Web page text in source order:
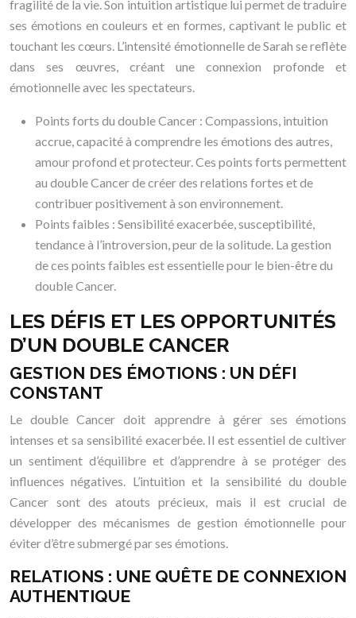
fragilité de la vie. Son intuition artistique lui permet de traduire
ses émotions en couleurs et en formes, captivant le public et
touchant les cœurs. L’intensité émotionnelle de Sarah se reflète
dans ses œuvres, créant une connexion profonde et
émotionnelle avec les spectateurs.
Points forts du double Cancer : Compassions, intuition
accrue, capacité à comprendre les émotions des autres,
amour profond et protecteur. Ces points forts permettent
au double Cancer de créer des relations fortes et de
contribuer positivement à son environnement.
Points faibles : Sensibilité exacerbée, susceptibilité,
tendance à l’introversion, peur de la solitude. La gestion
de ces points faibles est essentielle pour le bien-être du
double Cancer.
LES DÉFIS ET LES OPPORTUNITÉS
D’UN DOUBLE CANCER
GESTION DES ÉMOTIONS : UN DÉFI
CONSTANT
Le double Cancer doit apprendre à gérer ses émotions
intenses et sa sensibilité exacerbée. Il est essentiel de cultiver
un sentiment d’équilibre et d’apprendre à se protéger des
influences négatives. L’intuition et la sensibilité du double
Cancer sont des atouts précieux, mais il est crucial de
développer des mécanismes de gestion émotionnelle pour
éviter d’être submergé par ses émotions.
RELATIONS : UNE QUÊTE DE CONNEXION
AUTHENTIQUE